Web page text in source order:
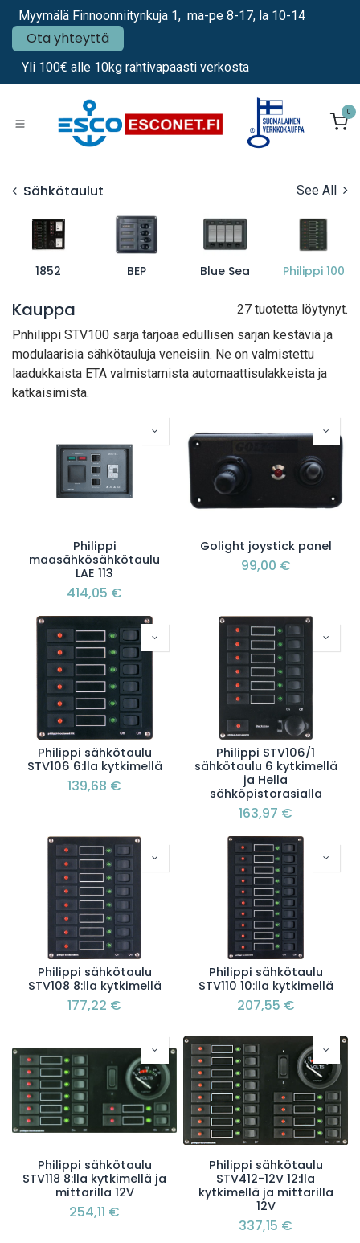
Siirry sisältöön
Myymälä Finnoonniitynkuja 1, ma-pe 8-17, la 10-14
Ota yhteyttä
Yli 100€ alle 10kg rahtivapaasti verkosta
0
Sähkötaulut See All
1852 BEP Blue Sea Philippi 100
Kauppa
27 tuotetta löytynyt.
Pnhilippi STV100 sarja tarjoaa edullisen sarjan kestäviä ja
modulaarisia sähkötauluja veneisiin. Ne on valmistettu
laadukkaista ETA valmistamista automaattisulakkeista ja
katkaisimista.
Philippi
maasähkösähkötaulu
LAE 113
414,05 €
Golight joystick panel
99,00 €
Philippi sähkötaulu
STV106 6:lla kytkimellä
139,68 €
Philippi STV106/1
sähkötaulu 6 kytkimellä
ja Hella
sähköpistorasialla
163,97 €
Philippi sähkötaulu
STV108 8:lla kytkimellä
177,22 €
Philippi sähkötaulu
STV110 10:lla kytkimellä
207,55 €
Philippi sähkötaulu
STV118 8:lla kytkimellä ja
mittarilla 12V
254,11 €
Philippi sähkötaulu
STV412-12V 12:lla
kytkimellä ja mittarilla
12V
337,15 €